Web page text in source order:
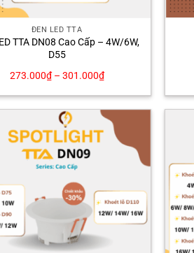
ĐÈN LED TTA
TTA DN08 Cao Cấp – 4W/6W,
D55
273.000₫– 301.000₫